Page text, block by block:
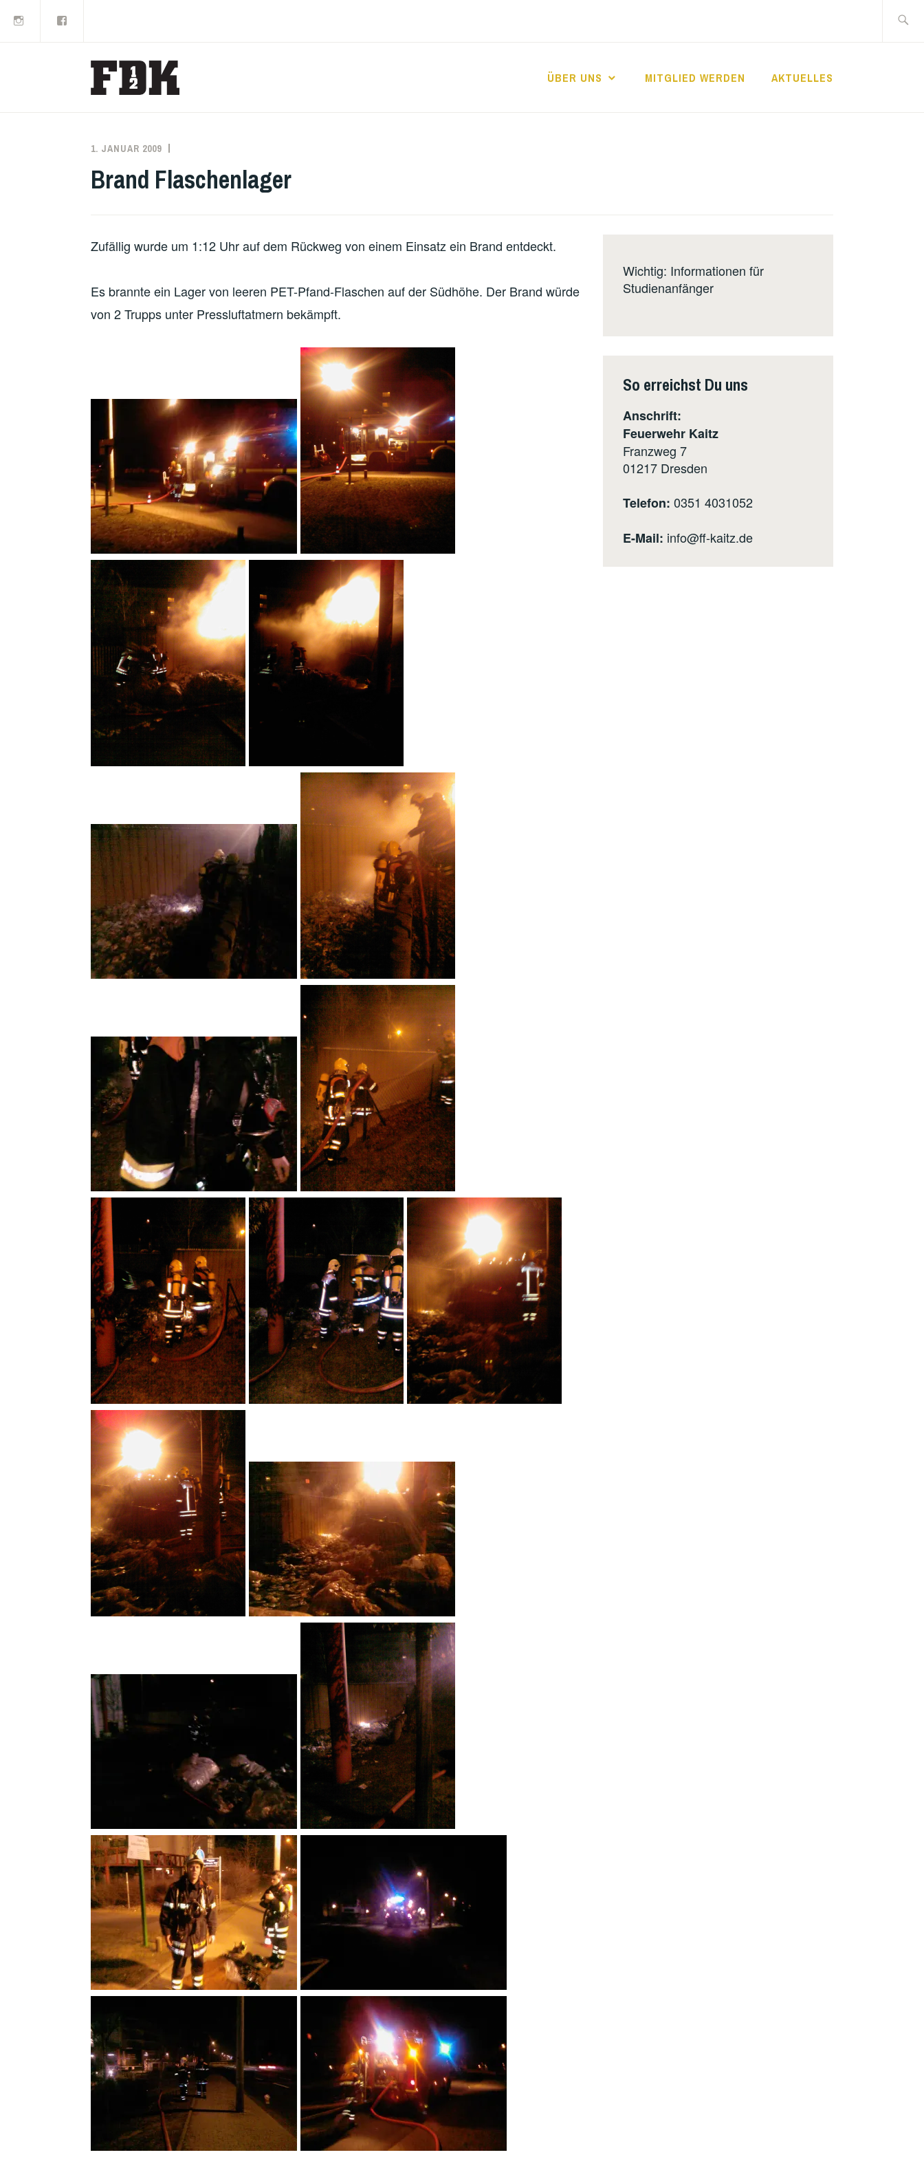
Inhalt
nach:
ÜBER UNS MITGLIED WERDEN AKTUELLES
1. JANUAR 2009
Brand Flaschenlager
Zufällig wurde um 1:12 Uhr auf dem Rückweg von einem Einsatz ein Brand entdeckt.
Es brannte ein Lager von leeren PET-Pfand-Flaschen auf der Südhöhe. Der Brand würde
von 2 Trupps unter Pressluftatmern bekämpft.
Wichtig: Informationen für
Studienanfänger
So erreichst Du uns
Anschrift:
Feuerwehr Kaitz
Franzweg 7
01217 Dresden
Telefon: 0351 4031052
E-Mail: info@ff-kaitz.de